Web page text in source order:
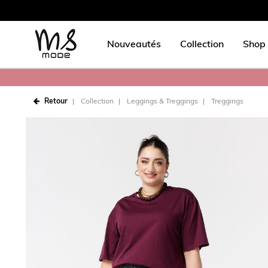
Nouveautés Collection
Retour Collection Leggings & Treggings Treggings